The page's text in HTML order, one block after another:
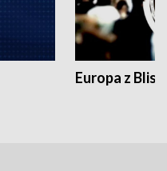
Europa z